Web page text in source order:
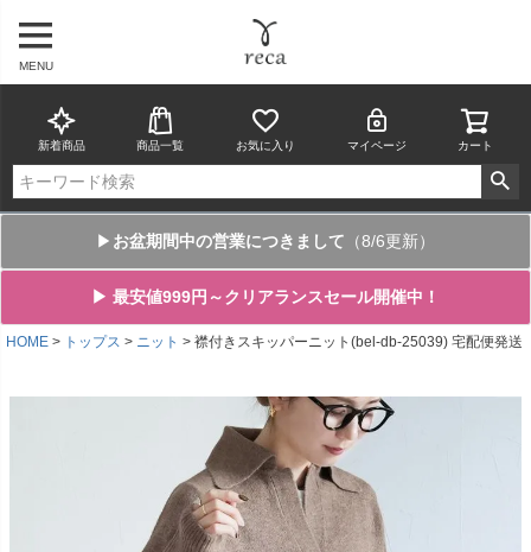
MENU
新着商品 商品一覧 お気に入り マイページ カート
▶ お盆期間中の営業につきまして （8/6更新）
▶ 最安値999円～クリアランスセール開催中！
HOME トップス ニット 襟付きスキッパーニット(bel-db-25039) 宅配便発送